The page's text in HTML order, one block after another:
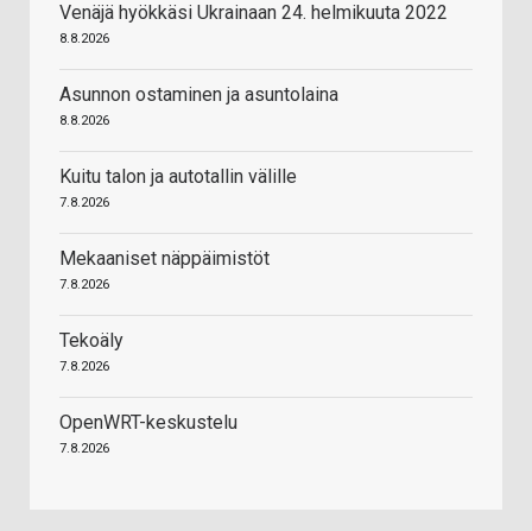
Venäjä hyökkäsi Ukrainaan 24. helmikuuta 2022
8.8.2026
Asunnon ostaminen ja asuntolaina
8.8.2026
Kuitu talon ja autotallin välille
7.8.2026
Mekaaniset näppäimistöt
7.8.2026
Tekoäly
7.8.2026
OpenWRT-keskustelu
7.8.2026